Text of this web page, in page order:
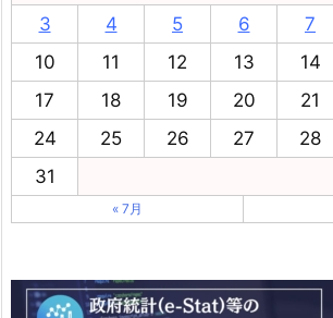
3
4 5 6 7
10
11 12 13 14
17
18 19 20 21
24
25 26 27 28
31
« 7月